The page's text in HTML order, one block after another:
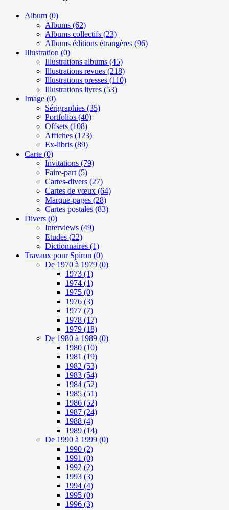
Album (0)
Albums (62)
Albums collectifs (23)
Albums éditions étrangères (96)
Illustration (0)
Illustrations albums (45)
Illustrations revues (218)
Illustrations presses (110)
Illustrations livres (53)
Image (0)
Sérigraphies (35)
Portfolios (40)
Offsets (108)
Affiches (123)
Ex-libris (89)
Carte (0)
Invitations (79)
Faire-part (5)
Cartes-divers (27)
Cartes de vœux (64)
Marque-pages (28)
Cartes postales (83)
Divers (0)
Interviews (49)
Etudes (22)
Dictionnaires (1)
Travaux pour Spirou (0)
De 1970 à 1979 (0)
1973 (1)
1974 (1)
1975 (0)
1976 (3)
1977 (7)
1978 (17)
1979 (18)
De 1980 à 1989 (0)
1980 (10)
1981 (19)
1982 (53)
1983 (54)
1984 (52)
1985 (51)
1986 (52)
1987 (24)
1988 (4)
1989 (14)
De 1990 à 1999 (0)
1990 (2)
1991 (0)
1992 (2)
1993 (3)
1994 (4)
1995 (0)
1996 (3)